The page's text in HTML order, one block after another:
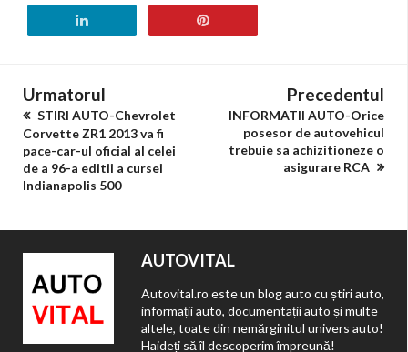
Urmatorul
STIRI AUTO-Chevrolet
Corvette ZR1 2013 va fi
pace-car-ul oficial al celei
de a 96-a editii a cursei
Indianapolis 500
Precedentul
INFORMATII AUTO-Orice
posesor de autovehicul
trebuie sa achizitioneze o
asigurare RCA
AUTOVITAL
Autovital.ro este un blog auto cu știri auto,
informații auto, documentații auto și multe
altele, toate din nemărginitul univers auto!
Haideți să îl descoperim împreună!